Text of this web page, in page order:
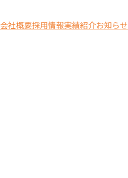
会社概要採用情報実績紹介お知らせ